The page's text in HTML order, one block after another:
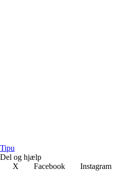
Tipu
Del og hjælp
X
Facebook Instagram